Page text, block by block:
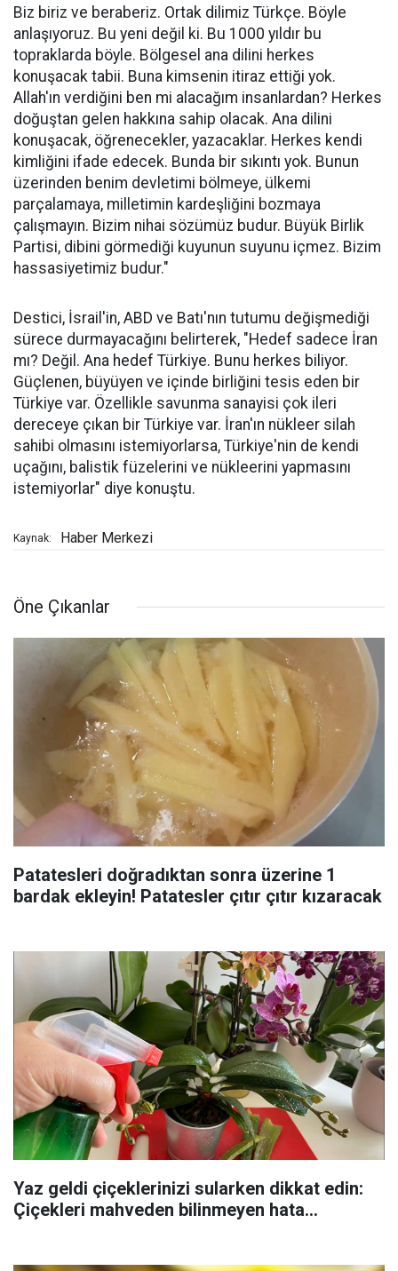
Biz biriz ve beraberiz. Ortak dilimiz Türkçe. Böyle
anlaşıyoruz. Bu yeni değil ki. Bu 1000 yıldır bu
topraklarda böyle. Bölgesel ana dilini herkes
konuşacak tabii. Buna kimsenin itiraz ettiği yok.
Allah'ın verdiğini ben mi alacağım insanlardan? Herkes
doğuştan gelen hakkına sahip olacak. Ana dilini
konuşacak, öğrenecekler, yazacaklar. Herkes kendi
kimliğini ifade edecek. Bunda bir sıkıntı yok. Bunun
üzerinden benim devletimi bölmeye, ülkemi
parçalamaya, milletimin kardeşliğini bozmaya
çalışmayın. Bizim nihai sözümüz budur. Büyük Birlik
Partisi, dibini görmediği kuyunun suyunu içmez. Bizim
hassasiyetimiz budur."
Destici, İsrail'in, ABD ve Batı'nın tutumu değişmediği
sürece durmayacağını belirterek, "Hedef sadece İran
mı? Değil. Ana hedef Türkiye. Bunu herkes biliyor.
Güçlenen, büyüyen ve içinde birliğini tesis eden bir
Türkiye var. Özellikle savunma sanayisi çok ileri
dereceye çıkan bir Türkiye var. İran'ın nükleer silah
sahibi olmasını istemiyorlarsa, Türkiye'nin de kendi
uçağını, balistik füzelerini ve nükleerini yapmasını
istemiyorlar" diye konuştu.
Kaynak: Haber Merkezi
Öne Çıkanlar
Patatesleri doğradıktan sonra üzerine 1
bardak ekleyin! Patatesler çıtır çıtır kızaracak
Yaz geldi çiçeklerinizi sularken dikkat edin:
Çiçekleri mahveden bilinmeyen hata...